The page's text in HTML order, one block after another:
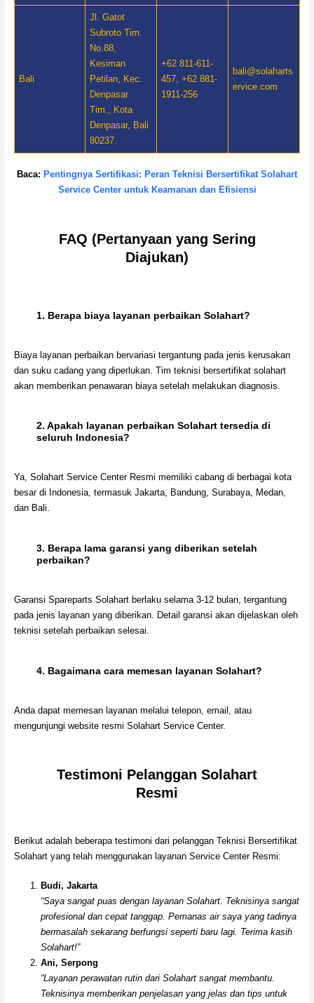
Bali
Jl. Gatot
Subroto Tim.
No.88,
Kesiman
Petilan, Kec.
Denpasar
Tim., Kota
Denpasar, Bali
80237.
+62 811-611-
457, +62 881-
1911-256
bali@solaharts
ervice.com
Baca: Pentingnya Sertifikasi: Peran Teknisi Bersertifikat Solahart
Service Center untuk Keamanan dan Efisiensi
FAQ (Pertanyaan yang Sering
Diajukan)
1. Berapa biaya layanan perbaikan Solahart?
Biaya layanan perbaikan bervariasi tergantung pada jenis kerusakan
dan suku cadang yang diperlukan. Tim teknisi bersertifikat solahart
akan memberikan penawaran biaya setelah melakukan diagnosis.
2.Apakah layanan perbaikan Solahart tersedia di
seluruh Indonesia?
Ya, Solahart Service Center Resmi memiliki cabang di berbagai kota
besar di Indonesia, termasuk Jakarta, Bandung, Surabaya, Medan,
dan Bali.
3. Berapa lama garansi yang diberikan setelah
perbaikan?
Garansi Spareparts Solahart berlaku selama 3-12 bulan, tergantung
pada jenis layanan yang diberikan. Detail garansi akan dijelaskan oleh
teknisi setelah perbaikan selesai.
4. Bagaimana cara memesan layanan Solahart?
Anda dapat memesan layanan melalui telepon, email, atau
mengunjungi website resmi Solahart Service Center.
Testimoni Pelanggan Solahart
Resmi
Berikut adalah beberapa testimoni dari pelanggan Teknisi Bersertifikat
Solahart yang telah menggunakan layanan Service Center Resmi:
Budi, Jakarta
“Saya sangat puas dengan layanan Solahart. Teknisinya sangat
profesional dan cepat tanggap. Pemanas air saya yang tadinya
bermasalah sekarang berfungsi seperti baru lagi. Terima kasih
Solahart!”
Ani, Serpong
“Layanan perawatan rutin dari Solahart sangat membantu.
Teknisinya memberikan penjelasan yang jelas dan tips untuk